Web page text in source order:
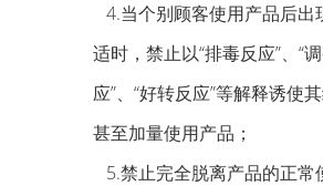
4.当个别顾客使用产品后出
适时，禁止以“排毒反应”、“
应”、“好转反应”等解释诱使
甚至加量使用产品；
5.禁止完全脱离产品的正常